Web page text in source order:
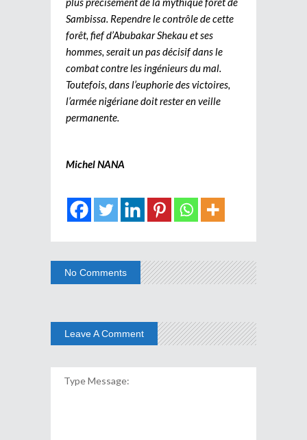
Sambissa. Rependre le contrôle de cette
forêt, fief d’Abubakar Shekau et ses
hommes, serait un pas décisif dans le
combat contre les ingénieurs du mal.
Toutefois, dans l’euphorie des victoires,
l’armée nigériane doit rester en veille
permanente.
Michel NANA
No Comments
Leave A Comment